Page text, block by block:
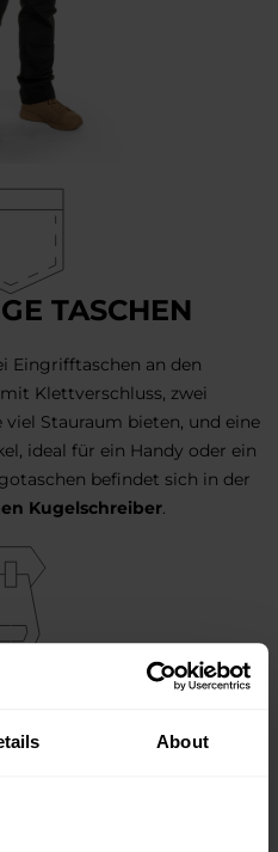
About
TASCHEN
Eingrifftaschen an den
Klettverschluss, zwei
Stauraum bieten, und eine
ideal für ein Handy oder ein
befindet sich in der
Kugelschreiber.
PRYM-D
AN DEN KNIEN